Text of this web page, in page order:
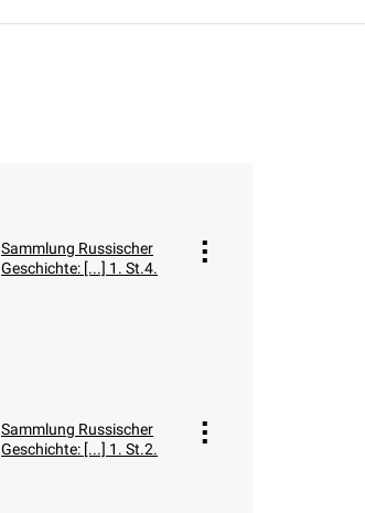
Sammlung Russischer
Geschichte: [...] 1. St.4.
Sammlung Russischer
Geschichte: [...] 1. St.2.